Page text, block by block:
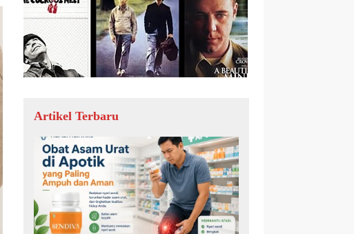
Artikel Terbaru